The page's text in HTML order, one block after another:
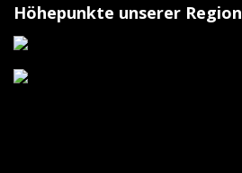
Höhepunkte unserer Region